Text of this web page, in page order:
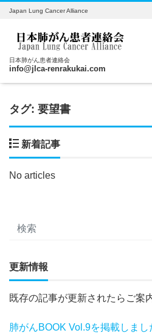
Japan Lung Cancer Alliance
日本肺がん患者連絡会
info@jlca-renrakukai.com
タグ: 要望書
新着記事
No articles
更新情報
既存の記事が更新されたらご案
肺がんBOOK Vol.9を掲載しまし